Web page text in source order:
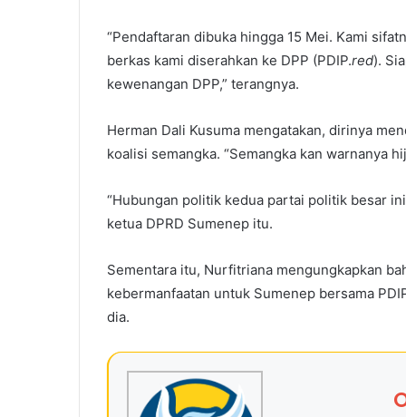
“Pendaftaran dibuka hingga 15 Mei. Kami
berkas kami diserahkan ke DPP (PDIP.red).
kewenangan DPP,” terangnya.
Herman Dali Kusuma mengatakan, dirinya
koalisi semangka. “Semangka kan warnanya
“Hubungan politik kedua partai politik besar
ketua DPRD Sumenep itu.
Sementara itu, Nurfitriana mengungkapkan
kebermanfaatan untuk Sumenep bersama
dia.